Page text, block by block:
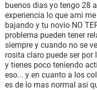
buenos dias yo tengo 28
experiencia lo que ami
bajando y tu novio NO
problema pueden tener
siempre y cuando no se
rosita claro puede ser
y tienes poco teniendo
eso... y en cuanto a los
es de lo mas normal asi